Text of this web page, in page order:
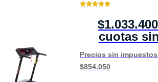
cuotas
Precios sin
$854.050